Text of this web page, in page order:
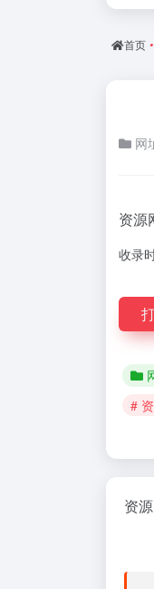
首页 •
网
资源
收录
#
资